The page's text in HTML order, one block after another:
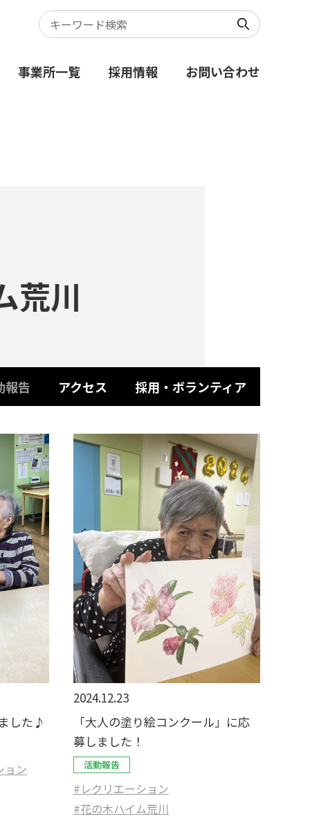
事業所一覧 採用情報 お問い合わせ
荒川
報告 アクセス 採用・ボランティア
した♪
ョン
2024.12.23
「大人の塗り絵コンクール」に応
募しました！
活動報告
#レクリエーション
#花の木ハイム荒川